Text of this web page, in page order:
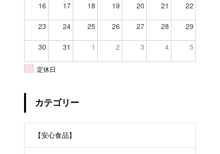
16 17 18 19 20 21 22
23 24 25 26 27 28 29
30 31 1 2 3 4 5
定休日
カテゴリー
【安心食品】